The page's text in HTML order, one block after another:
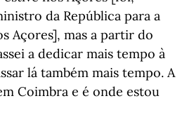
da República para a
Açores], mas a partir do
a dedicar mais tempo à
lá também mais tempo. A
Coimbra e é onde estou